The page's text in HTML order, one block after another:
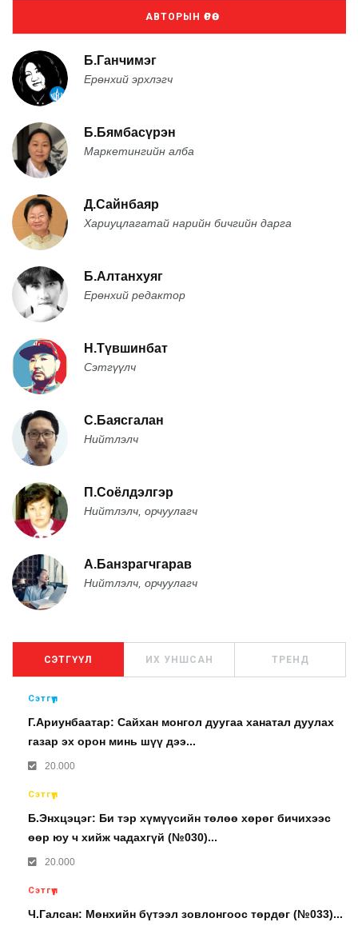
АВТОРЫН ӨРӨӨ
Б.Ганчимэг
Ерөнхий эрхлэгч
Б.Бямбасүрэн
Маркетингийн алба
Д.Сайнбаяр
Хариуцлагатай нарийн бичгийн дарга
Б.Алтанхуяг
Ерөнхий редактор
Н.Түвшинбат
Сэтгүүлч
С.Баясгалан
Нийтлэлч
П.Соёлдэлгэр
Нийтлэлч, орчуулагч
А.Банзрагчгарав
Нийтлэлч, орчуулагч
СЭТГҮҮЛ ИХ УНШСАН ТРЕНД
Сэтгүүл
Г.Ариунбаатар: Сайхан монгол дуугаа ханатал дуулах
газар эх орон минь шүү дээ...
20.000
Сэтгүүл
Б.Энхцэцэг: Би тэр хүмүүсийн төлөө хөрөг бичихээс
өөр юу ч хийж чадахгүй (№030)...
20.000
Сэтгүүл
Ч.Галсан: Мөнхийн бүтээл зовлонгоос төрдөг (№033)...